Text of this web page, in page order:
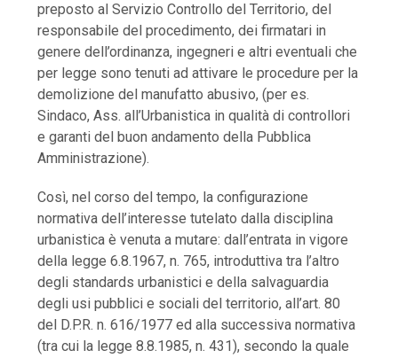
preposto al Servizio Controllo del Territorio, del
responsabile del procedimento, dei firmatari in
genere dell’ordinanza, ingegneri e altri eventuali che
per legge sono tenuti ad attivare le procedure per la
demolizione del manufatto abusivo, (per es.
Sindaco, Ass. all’Urbanistica in qualità di controllori
e garanti del buon andamento della Pubblica
Amministrazione).
Così, nel corso del tempo, la configurazione
normativa dell’interesse tutelato dalla disciplina
urbanistica è venuta a mutare: dall’entrata in vigore
della legge 6.8.1967, n. 765, introduttiva tra l’altro
degli standards urbanistici e della salvaguardia
degli usi pubblici e sociali del territorio, all’art. 80
del D.P.R. n. 616/1977 ed alla successiva normativa
(tra cui la legge 8.8.1985, n. 431), secondo la quale